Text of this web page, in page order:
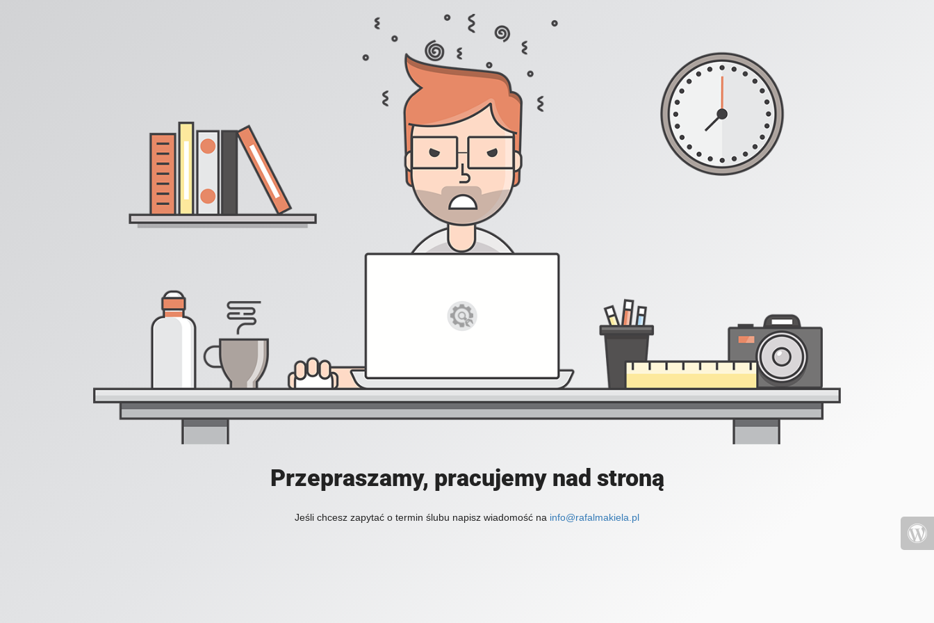
Przepraszamy, pracujemy nad stroną
Jeśli chcesz zapytać o termin ślubu napisz wiadomość na info@rafalmakiela.pl